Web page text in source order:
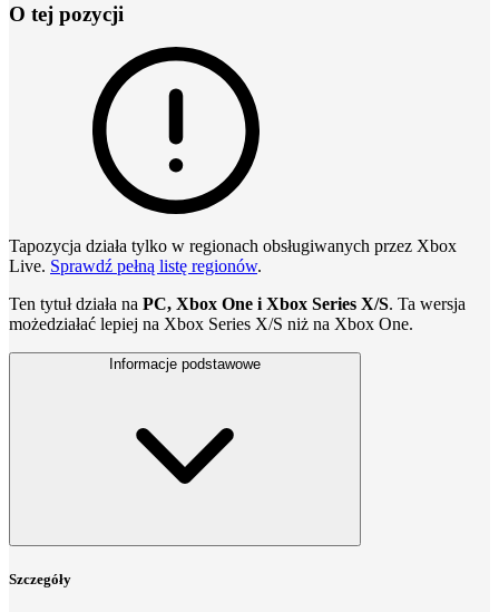
O tej pozycji
Tapozycja działa tylko w regionach obsługiwanych przez Xbox
Live. Sprawdź pełną listę regionów.
Ten tytuł działa na PC, Xbox One i Xbox Series X/S. Ta wersja
możedziałać lepiej na Xbox Series X/S niż na Xbox One.
Informacje podstawowe
Szczegóły